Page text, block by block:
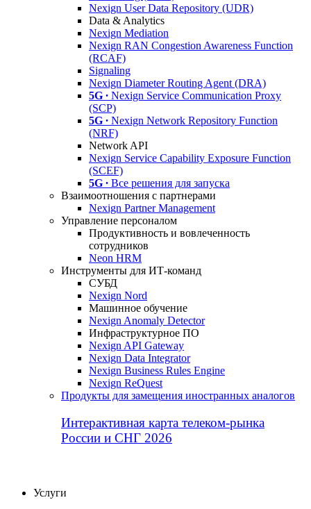
Nexign User Data Repository (UDR)
Data & Analytics
Nexign Mediation
Nexign RAN Congestion Awareness Function
(RCAF)
Signaling
Nexign Diameter Routing Agent (DRA)
5G ∙ Nexign Service Communication Proxy
(SCP)
5G ∙ Nexign Network Repository Function
(NRF)
Network API
Nexign Service Capability Exposure Function
(SCEF)
5G ∙ Все решения для запуска
Взаимоотношения с партнерами
Nexign Partner Management
Управление персоналом
Продуктивность и вовлеченность
сотрудников
Neon HRM
Инструменты для ИТ-команд
СУБД
Nexign Nord
Машинное обучение
Nexign Anomaly Detector
Инфраструктурное ПО
Nexign API Gateway
Nexign Data Integrator
Nexign Business Rules Engine
Nexign ReQuest
Продукты для замещения иностранных аналогов
Интерактивная карта телеком-рынка
России и СНГ 2026
Услуги